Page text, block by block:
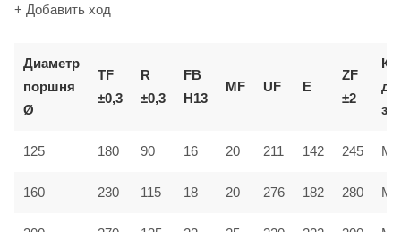
+ Добавить ход
Диаметр
поршня
Ø
TF
±0,3
R
±0,3
FB
H13
MF UF E
ZF
±2
125 180 90 16 20 211 142 245
160 230 115 18 20 276 182 280